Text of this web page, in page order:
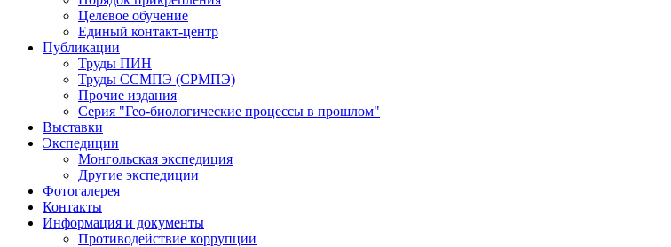
Целевое обучение
Единый контакт-центр
Публикации
Труды ПИН
Труды ССМПЭ (СРМПЭ)
Прочие издания
Серия "Гео-биологические процессы в прошлом"
Выставки
Экспедиции
Монгольская экспедиция
Другие экспедиции
Фотогалерея
Контакты
Информация и документы
Противодействие коррупции